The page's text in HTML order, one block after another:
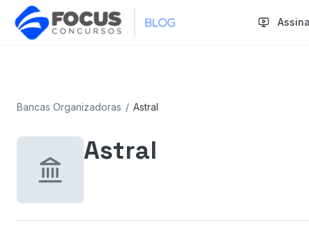
Bancas Organizadoras / Astral
Astral